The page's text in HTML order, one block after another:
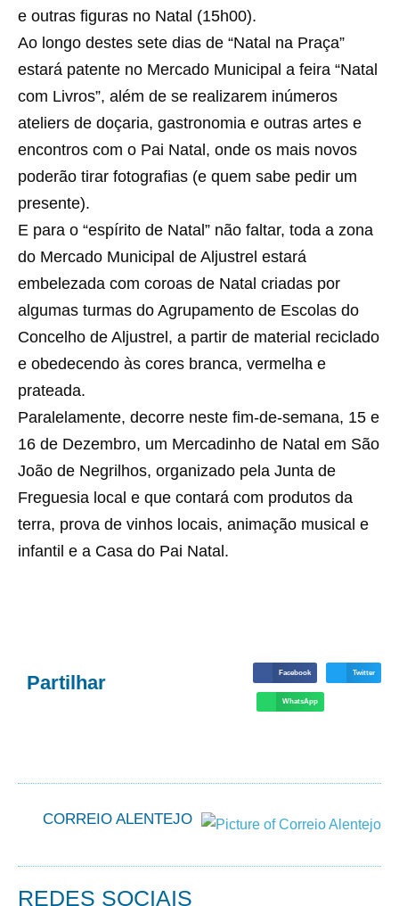
e outras figuras no Natal (15h00).
Ao longo destes sete dias de “Natal na Praça”
estará patente no Mercado Municipal a feira “Natal
com Livros”, além de se realizarem inúmeros
ateliers de doçaria, gastronomia e outras artes e
encontros com o Pai Natal, onde os mais novos
poderão tirar fotografias (e quem sabe pedir um
presente).
E para o “espírito de Natal” não faltar, toda a zona
do Mercado Municipal de Aljustrel estará
embelezada com coroas de Natal criadas por
algumas turmas do Agrupamento de Escolas do
Concelho de Aljustrel, a partir de material reciclado
e obedecendo às cores branca, vermelha e
prateada.
Paralelamente, decorre neste fim-de-semana, 15 e
16 de Dezembro, um Mercadinho de Natal em São
João de Negrilhos, organizado pela Junta de
Freguesia local e que contará com produtos da
terra, prova de vinhos locais, animação musical e
infantil e a Casa do Pai Natal.
Partilhar Facebook Twitter
WhatsApp
CORREIO ALENTEJO
REDES SOCIAIS